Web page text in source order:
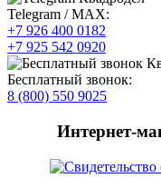
Telegram / MAX:
+7 926 400 0182
+7 925 542 0920
Бесплатный звонок:
8 (800) 550 9025
Интернет-